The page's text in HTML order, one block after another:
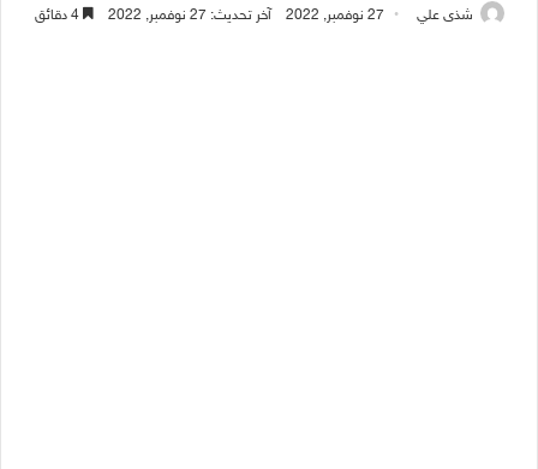
شذى علي 27 نوفمبر, 2022 آخر تحديث: 27 نوفمبر, 2022 4 دقائق